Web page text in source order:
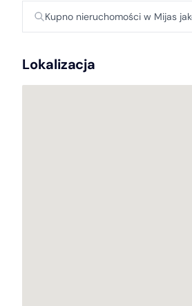
Kupno nieruchomości w Mijas
Lokalizacja